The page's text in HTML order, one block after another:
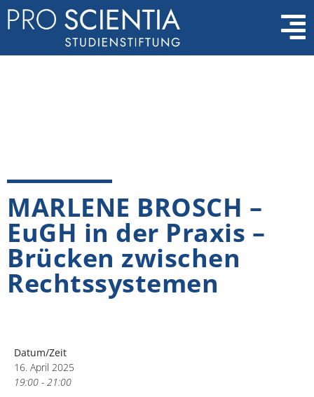
MARLENE BROSCH –
EuGH in der Praxis –
Brücken zwischen
Rechtssystemen
Datum/Zeit
16. April 2025
19:00 - 21:00